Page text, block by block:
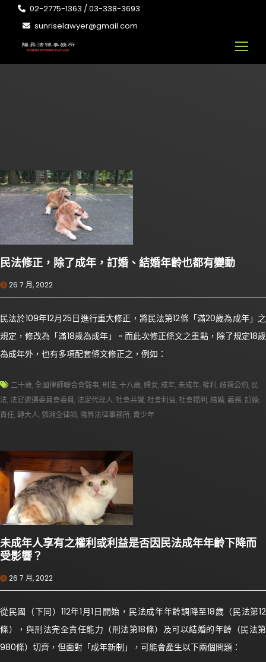
02-2775-1363 / 03-338-3693
sunriselawyer@gmail.com
民法修正，除了成年，訂婚、結婚年齡也都有變動
26 7 月, 2022
民法於109年12月25日進行重大修正，將民法第12條「滿20歲為成年」之
規定，修改為「滿18歲為成年」。而此次修正條文之重點，除了規定18歲
為成年外，也有多項配套條文修正之，例如：
二十歲, 全國律師聯合會監事,刑法, 十八歲,婦女, 成年,未成年,權利 ,歧視公約, 民
法, 法官遴選委員會委員 , 法定代理人,社會共識,社會利益,社會福利 ,結婚, 義務,訂婚,
責任,轉大人, 鄧湘全律師, 陽昇法律事務所, 青少年
未成年人享有之權利或利益是否因民法成年年齡下降而
受影響？
26 7 月, 2022
從民國（下同）112年1月1日開始，民法成年年齡調降至18歲（民法第12
條），與刑法完全責任能力（刑法第18條）及可以結婚的年齡（民法第
980條）切齊，但面對「成年新制」，可能會產生以下兩個問題：